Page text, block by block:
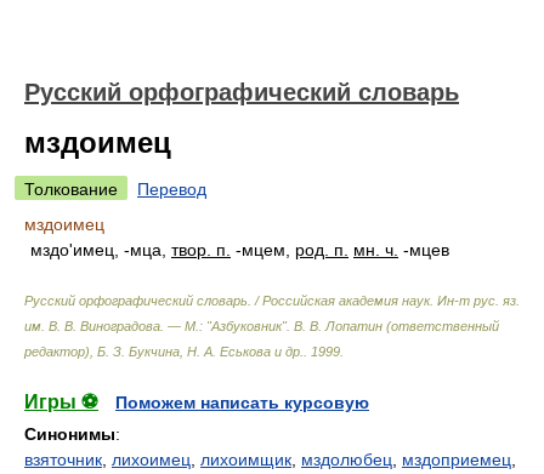
Русский орфографический словарь
мздоимец
Толкование
Перевод
мздоимец
мздо'имец, -мца, твор. п. -мцем, род. п. мн. ч. -мцев
Русский орфографический словарь. / Российская академия наук. Ин-т рус. яз.
им. В. В. Виноградова. — М.: "Азбуковник". В. В. Лопатин (ответственный
редактор), Б. З. Букчина, Н. А. Еськова и др.
1999
Игры ⚽
Поможем написать курсовую
Синонимы:
взяточник лихоимец лихоимщик мздолюбец мздоприемец